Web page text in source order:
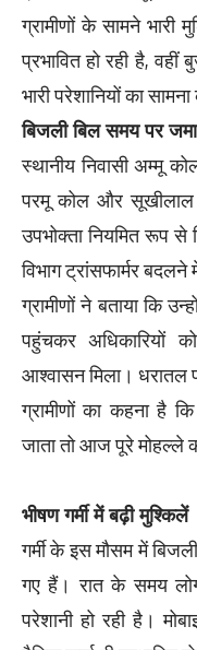
ग्रामीणों के सामने भारी
प्रभावित हो रही है, वहीं
भारी परेशानियों का
बिजली बिल समय पर
स्थानीय निवासी अम्मू
परमू कोल और सूखीलाल
उपभोक्ता नियमित रूप
विभाग ट्रांसफार्मर बदलने
ग्रामीणों ने बताया कि
पहुंचकर अधिकारियों
आश्वासन मिला। धरातल
ग्रामीणों का कहना है
जाता तो आज पूरे मोहल्ले
भीषण गर्मी में बढ़ी मुश्किलें
गर्मी के इस मौसम में
गए हैं। रात के समय
परेशानी हो रही है।